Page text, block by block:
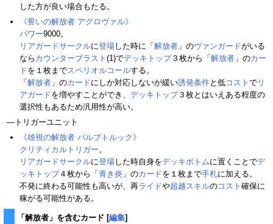
した方が良い場合もたる。
《誓いの解放者 アグロヴァル》
パワー9000。
リアガードサークルに登場した時に「 解放者 」のヴァンガードがいる
なら カウンターブラスト (1)でデッキトップ３枚から「 解放者 」のカー
ドを１枚までスペリオルコールする。
「 解放者 」のカードにしか対応しないが緩い誘発条件と低コスト で リ
アガードを増やすことができ、 デッキトップ３枚とはいえある程度の
選択性もあるため汎用性が高い。
―トリガーユニット
《雄視の解放者 バルブトルック》
クリティカルトリガー。
リアガードサークルに登場した時自身をデッキボトムに置くことでデ
ッキトップ４枚から「 青き炎 」のカードを１枚まで手札に加える。
不発に終わる可能性も高いが、再ライドや超越スキルのコスト 確保に
稼がる可能性がある。
「解放者」を含むカード [編集]